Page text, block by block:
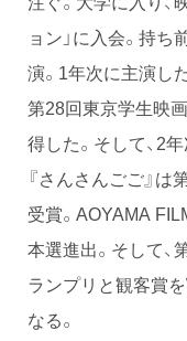
ョン」に入会。持
演。1年次に主演し
第28回東京学生映
得した。そして、2
『さんさんごご』
受賞。AOYAMA
本選進出。そして
ランプリと観客賞
なる。